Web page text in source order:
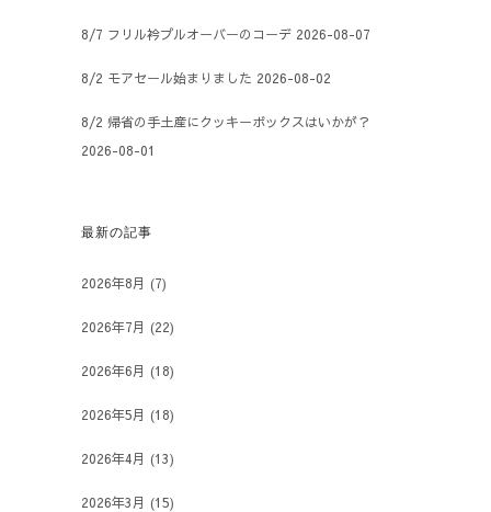
8/7 フリル衿プルオーバーのコーデ 2026-08-07
8/2 モアセール始まりました 2026-08-02
8/2 帰省の手土産にクッキーボックスはいかが？
2026-08-01
最新の記事
2026年8月 (7)
2026年7月 (22)
2026年6月 (18)
2026年5月 (18)
2026年4月 (13)
2026年3月 (15)